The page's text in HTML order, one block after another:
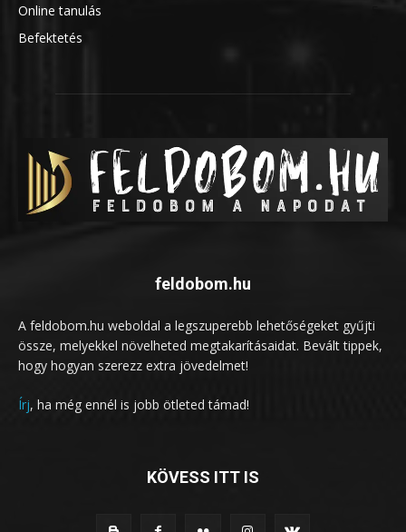
Online tanulás
Befektetés
feldobom.hu
A feldobom.hu weboldal a legszuperebb lehetőségeket gyűjti
össze, melyekkel növelheted megtakarításaidat. Bevált tippek,
hogy hogyan szerezz extra jövedelmet!
Írj, ha még ennél is jobb ötleted támad!
KÖVESS ITT IS